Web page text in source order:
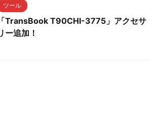
ツール
「TransBook T90CHI-3775」アクセサ
ー追加！